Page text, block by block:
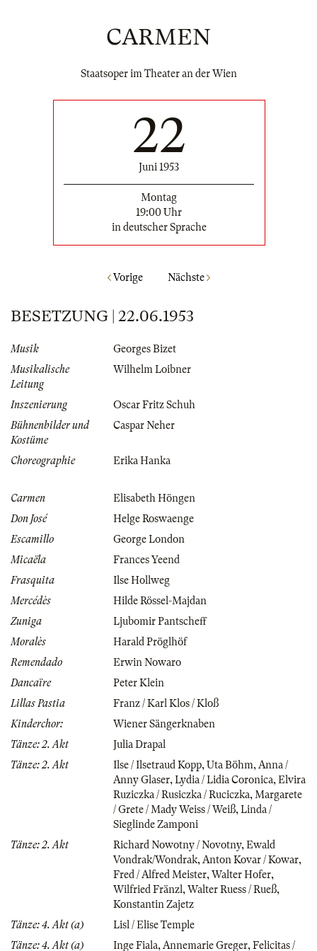
CARMEN
Staatsoper im Theater an der Wien
22
Juni 1953
Montag
19:00 Uhr
in deutscher Sprache
Vorige Nächste
BESETZUNG | 22.06.1953
Musik
Georges Bizet
Musikalische
Leitung
Wilhelm Loibner
Inszenierung
Oscar Fritz Schuh
Bühnenbilder und
Kostüme
Caspar Neher
Choreographie Erika Hanka
Carmen
Elisabeth Höngen
Don José
Helge Roswaenge
Escamillo
George London
Micaëla
Frances Yeend
Frasquita
Ilse Hollweg
Mercédès
Hilde Rössel-Majdan
Zuniga
Ljubomir Pantscheff
Moralès
Harald Pröglhöf
Remendado
Erwin Nowaro
Dancaïre
Peter Klein
Lillas Pastia
Franz / Karl Klos / Kloß
Kinderchor:
Wiener Sängerknaben
Tänze: 2. Akt
Julia Drapal
Tänze: 2. Akt
Ilse / Ilsetraud Kopp,Uta Böhm,Anna /
Anny Glaser,Lydia / Lidia Coronica,Elvira
Ruziczka / Rusiczka / Ruciczka,Margarete
/ Grete / Mady Weiss / Weiß,Linda /
Sieglinde Zamponi
Tänze: 2. Akt
Richard Nowotny / Novotny,Ewald
Vondrak/Wondrak,Anton Kovar / Kowar,
Fred / Alfred Meister,Walter Hofer,
Wilfried Fränzl,Walter Ruess / Rueß,
Konstantin Zajetz
Tänze: 4. Akt (a)
Lisl / Elise Temple
Tänze: 4. Akt (a)
Inge Fiala,Annemarie Greger,Felicitas /